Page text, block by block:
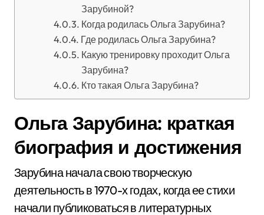
Зарубиной?
Когда родилась Ольга Зарубина?
Где родилась Ольга Зарубина?
Какую тренировку проходит Ольга
Зарубина?
Кто такая Ольга Зарубина?
Ольга Зарубина: краткая
биография и достижения
Зарубина начала свою творческую
деятельность в 1970-х годах, когда ее стихи
начали публиковаться в литературных